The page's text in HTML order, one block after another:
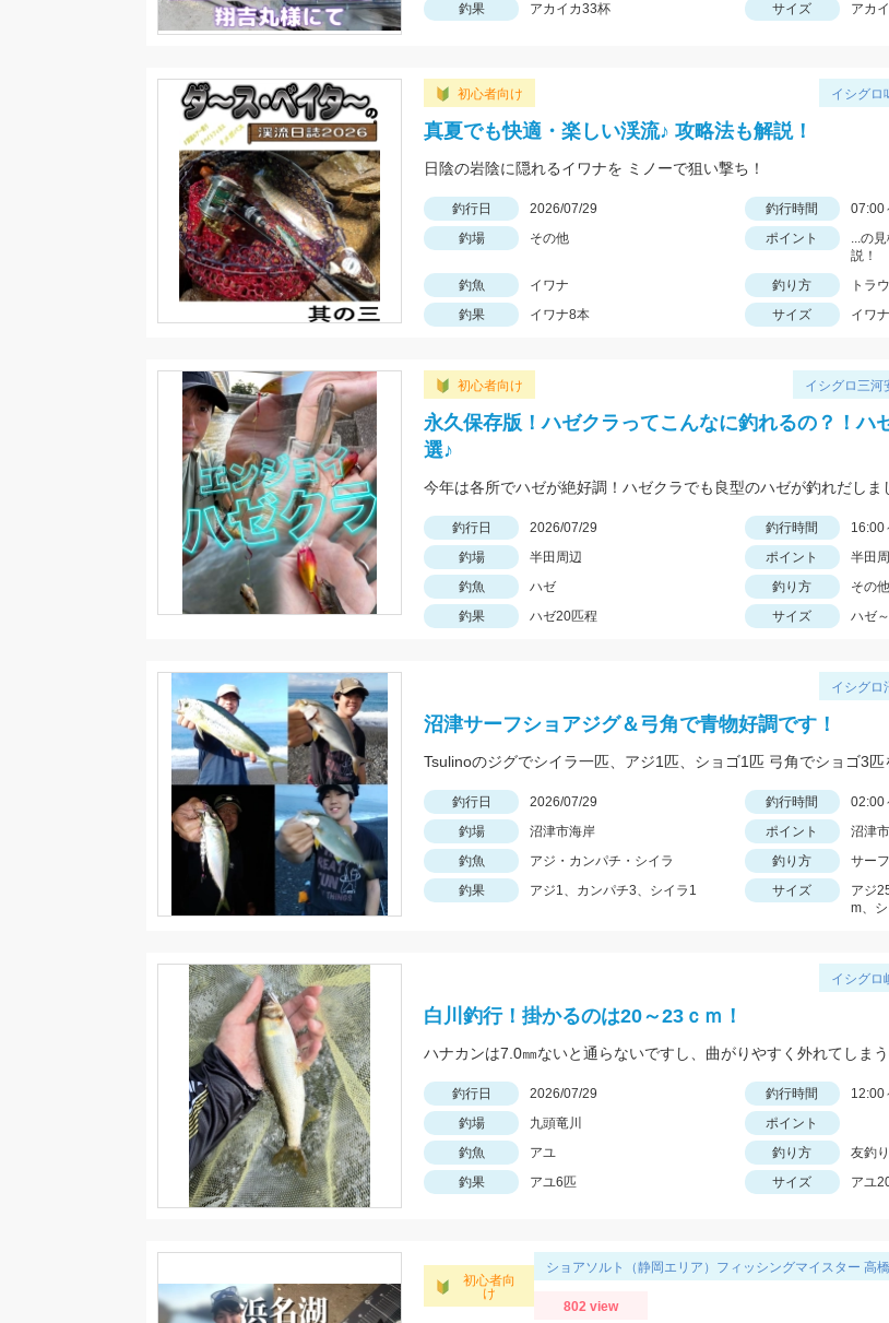
釣果
アカイカ33杯 サイズ アカ
初心者向け イシグロ
真夏でも快適・楽しい渓流♪ 攻略法も解説！
日陰の岩陰に隠れるイワナを ミノーで狙い撃ち！
釣行日 2026/07/29 釣行時間
07:00
釣場
その他 ポイント
...の
説！
釣魚
イワナ 釣り方
トラ
釣果
イワナ8本 サイズ イワ
初心者向け イシグロ三河
永久保存版！ハゼクラってこんなに釣れるの？！ハ
選♪
釣行日 2026/07/29 釣行時間
16:00
釣場
半田周辺 ポイント
半田
釣魚
ハゼ 釣り方
その他
釣果
ハゼ20匹程 サイズ ハゼ
イシグロ
沼津サーフショアジグ＆弓角で青物好調です！
Tsulinoのジグでシイラ一匹、アジ1匹、ショゴ1匹 弓角でショゴ3匹
釣行日 2026/07/29 釣行時間
02:00
釣場
沼津市海岸 ポイント
沼津
釣魚
アジ・カンパチ・シイラ 釣り方
サー
釣果
アジ1、カンパチ3、シイラ1 サイズ
アジ
m、
イシグロ
白川釣行！掛かるのは20～23ｃｍ！
釣行日 2026/07/29 釣行時間
12:00
釣場
九頭竜川
ポイント
釣魚
アユ 釣り方
友釣り
釣果
アユ6匹 サイズ アユ
初心者向
け
ショアソルト（静岡エリア）フィッシングマイスター 高
802 view